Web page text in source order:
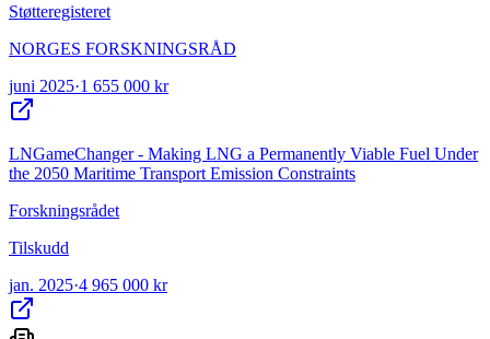
Støtteregisteret
NORGES FORSKNINGSRÅD
juni 2025·1 655 000 kr
LNGameChanger - Making LNG a Permanently Viable Fuel Under
the 2050 Maritime Transport Emission Constraints
Forskningsrådet
Tilskudd
jan. 2025·4 965 000 kr